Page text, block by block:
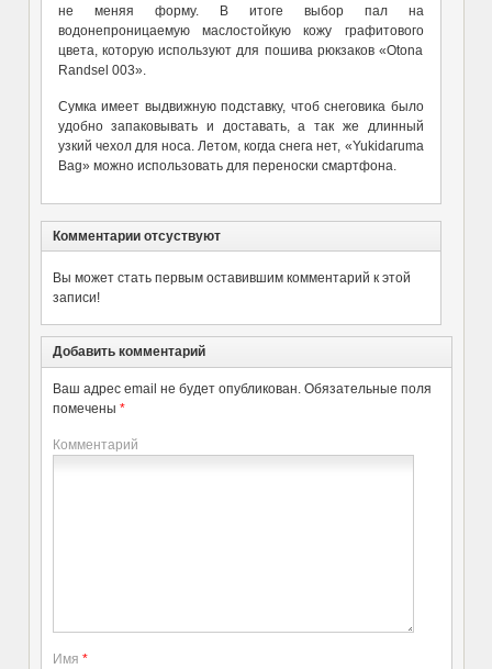
не меняя форму. В итоге выбор пал на
водонепроницаемую маслостойкую кожу графитового
цвета, которую используют для пошива рюкзаков «Otona
Randsel 003».
Сумка имеет выдвижную подставку, чтоб снеговика было
удобно запаковывать и доставать, а так же длинный
узкий чехол для носа. Летом, когда снега нет, «Yukidaruma
Bag» можно использовать для переноски смартфона.
Комментарии отсуствуют
Вы может стать первым оставившим комментарий к этой
записи!
Добавить комментарий
Ваш адрес email не будет опубликован. Обязательные поля
помечены *
Комментарий
Имя *